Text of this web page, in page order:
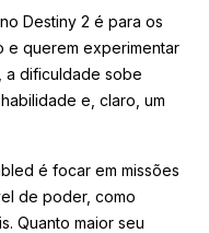
no Destiny 2 é para os
e querem experimentar
a dificuldade sobe
e, claro, um
é focar em missões
de poder, como
Quanto maior seu